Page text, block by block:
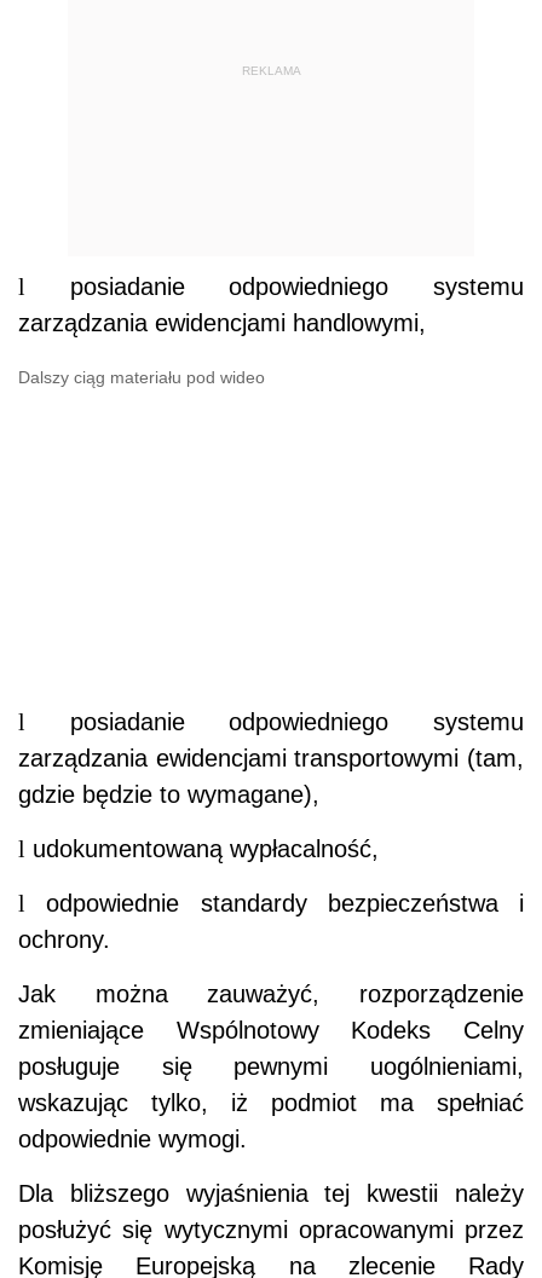
REKLAMA
l posiadanie odpowiedniego systemu
zarządzania ewidencjami handlowymi,
Dalszy ciąg materiału pod wideo
l posiadanie odpowiedniego systemu
zarządzania ewidencjami transportowymi (tam,
gdzie będzie to wymagane),
l udokumentowaną wypłacalność,
l odpowiednie standardy bezpieczeństwa i
ochrony.
Jak można zauważyć, rozporządzenie
zmieniające Wspólnotowy Kodeks Celny
posługuje się pewnymi uogólnieniami,
wskazując tylko, iż podmiot ma spełniać
odpowiednie wymogi.
Dla bliższego wyjaśnienia tej kwestii należy
posłużyć się wytycznymi opracowanymi przez
Komisję Europejską na zlecenie Rady